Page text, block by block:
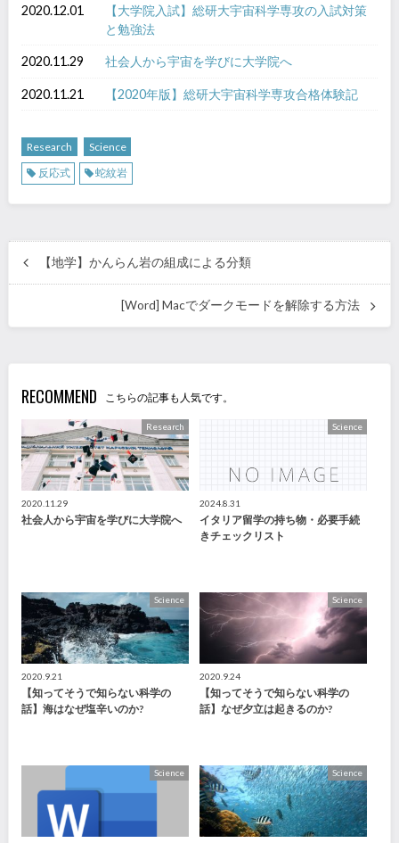
2020.12.01
【大学院入試】総研大宇宙科学専攻の入試対策
と勉強法
2020.11.29 社会人から宇宙を学びに大学院へ
2020.11.21 【2020年版】総研大宇宙科学専攻合格体験記
Research
Science
反応式
蛇紋岩
【地学】かんらん岩の組成による分類
[Word] Macでダークモードを解除する方法
RECOMMEND こちらの記事も人気です。
Research
2020.11.29
社会人から宇宙を学びに大学院へ
Science
2024.8.31
イタリア留学の持ち物・必要手続
きチェックリスト
Science
2020.9.21
【知ってそうで知らない科学の
話】海はなぜ塩辛いのか?
Science
2020.9.24
【知ってそうで知らない科学の
話】なぜ夕立は起きるのか?
Science Science